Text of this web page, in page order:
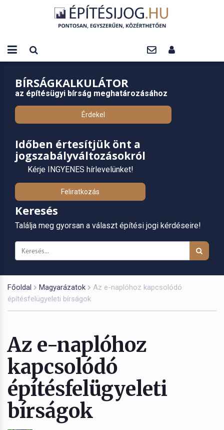
BÍRSÁGKALKULÁTOR
az építésügyi bírság meghatározásához
Érdekel
Időben értesítjük önt a
jogszabályváltozásokról
Kérje INGYENES hírlevelünket!
Feliratkozás
Keresés
Találja meg gyorsan a választ építési jogi kérdéseire!
Főoldal Magyarázatok
Az e-naplóhoz kapcsolódó
építésfelügyeleti bírságok
Az e-naplóhoz
kapcsolódó
építésfelügyeleti
bírságok